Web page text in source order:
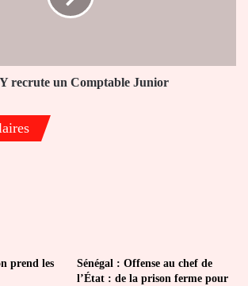
recrute un Comptable Junior
prend les
Sénégal : Offense au chef de
l’État : de la prison ferme pour